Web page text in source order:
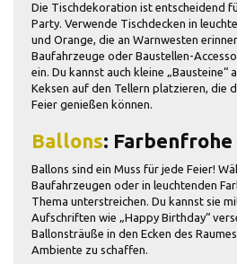
Die Tischdekoration ist entscheidend
Party. Verwende Tischdecken in
und Orange, die an Warnwesten
Baufahrzeuge oder Baustellen-
ein. Du kannst auch kleine „Bausteine“
Keksen auf den Tellern platzieren, die
Feier genießen können.
Ballons:
Ballons sind ein Muss für jede Feier!
Baufahrzeugen oder in leuchtenden
Thema unterstreichen. Du kannst sie
Aufschriften wie „Happy Birthday“
Ballonsträuße in den Ecken des
Ambiente zu schaffen.